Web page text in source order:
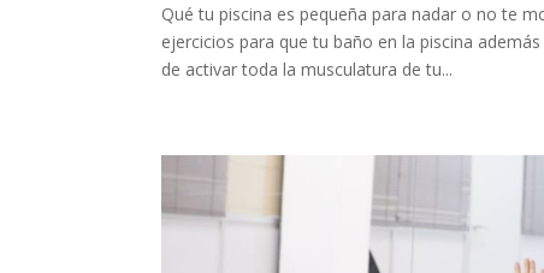
Qué tu piscina es pequeña para nadar o no te
ejercicios para que tu baño en la piscina
de activar toda la musculatura de tu...